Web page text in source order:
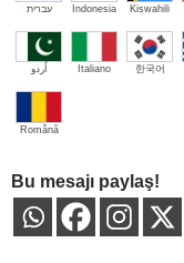
עברית Indonesia Kiswahili
اُردو Italiano 한국어
Română
Bu mesajı paylaş!